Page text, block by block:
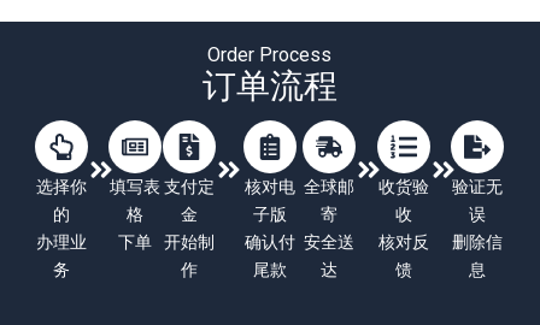
Order Process
订单流程
选择你
的
办理业
务
填写表
格
下单
支付定
金
开始制
作
核对电
子版
确认付
尾款
全球邮
寄
安全送
达
收货验
收
核对反
馈
验证无
误
删除信
息